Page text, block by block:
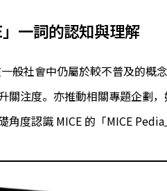
一詞的認知與理解
一般社會中仍屬於較不普及的
關注度。亦推動相關專題企劃
角度認識 MICE 的「MICE Pedia